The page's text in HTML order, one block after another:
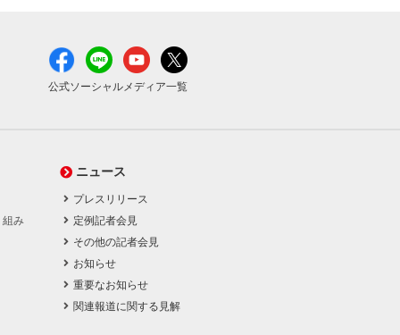
公式ソーシャルメディア一覧
組み
ニュース
プレスリリース
定例記者会見
その他の記者会見
お知らせ
重要なお知らせ
関連報道に関する見解